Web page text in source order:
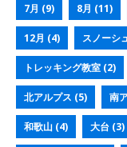
7月 (9) 8月 (11)
12月 (4) スノーシ
トレッキング教室 (2)
北アルプス (5) 南
和歌山 (4) 大台 (3)